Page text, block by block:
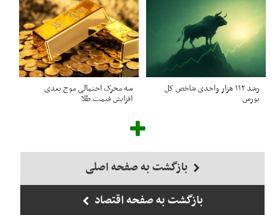
رشد ۱۱۲ هزار واحدی شاخص کل
بورس
سه محرک احتمالی موج بعدی
افزایش قیمت طلا
بازگشت به صفحه اصلی
بازگشت به صفحه اقتصاد